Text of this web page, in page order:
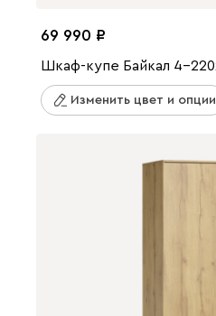
69 990
Изменить цвет и опции